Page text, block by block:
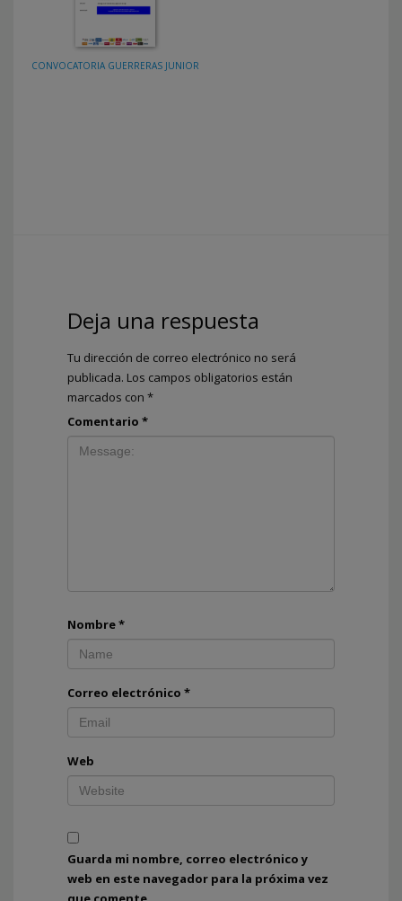
CONVOCATORIA GUERRERAS JUNIOR
Deja una respuesta
Tu dirección de correo electrónico no será
publicada. Los campos obligatorios están
marcados con *
Comentario *
Nombre*
Correo electrónico *
Web
Guarda mi nombre, correo electrónico y
web en este navegador para la próxima vez